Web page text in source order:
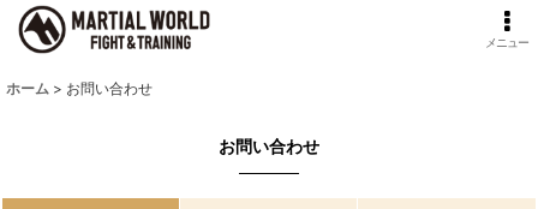
メニュー
ホーム > お問い合わせ
お問い合わせ